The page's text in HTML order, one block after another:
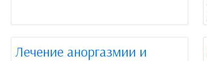
Лечение аноргазмии и